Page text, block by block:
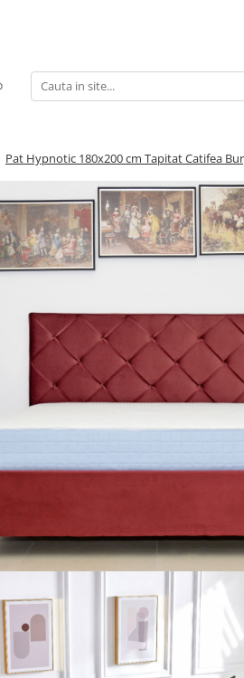
Pat Hypnotic 180x200 cm Tapitat Catifea